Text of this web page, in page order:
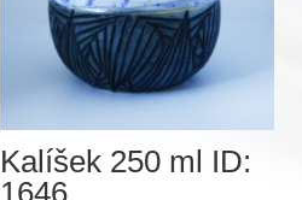
Kalíšek 250 ml ID:
1646